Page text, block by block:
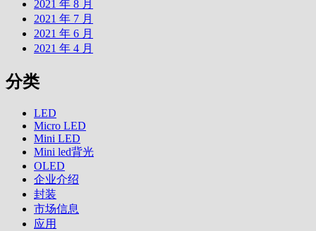
2021 年 8 月
2021 年 7 月
2021 年 6 月
2021 年 4 月
分类
LED
Micro LED
Mini LED
Mini led背光
OLED
企业介绍
封装
市场信息
应用